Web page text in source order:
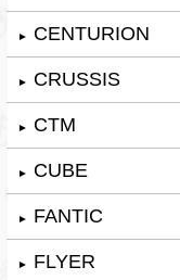
► CENTURION
► CRUSSIS
► CTM
► CUBE
► FANTIC
► FLYER